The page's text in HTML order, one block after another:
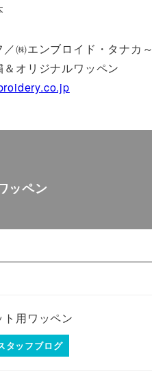
㈱エンブロイド・タナカ～
オリジナルワッペン
ッペン
用ワッペン
タッフブログ